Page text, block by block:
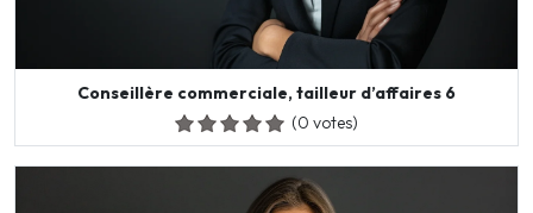
Conseillère commerciale, tailleur d’affaires 6
(0 votes)